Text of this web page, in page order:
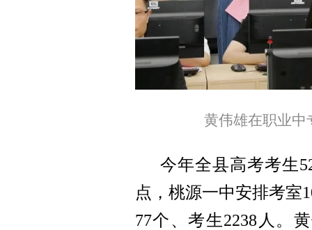
黄伟雄在职业中
今年全县高考考生
点，桃源一中安排考室
77个、考生2238人。